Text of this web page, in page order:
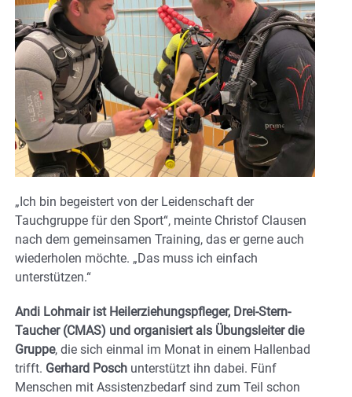
„Ich bin begeistert von der Leidenschaft der
Tauchgruppe für den Sport“, meinte Christof Clausen
nach dem gemeinsamen Training, das er gerne auch
wiederholen möchte. „Das muss ich einfach
unterstützen.“
Andi Lohmair ist Heilerziehungspfleger, Drei-Stern-
Taucher (CMAS) und organisiert als Übungsleiter die
Gruppe, die sich einmal im Monat in einem Hallenbad
trifft. Gerhard Posch unterstützt ihn dabei. Fünf
Menschen mit Assistenzbedarf sind zum Teil schon